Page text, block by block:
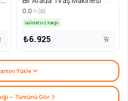
0.0 (0)
Ücretsiz Kargo
₺6.925
Yükle
— Tümünü Gör